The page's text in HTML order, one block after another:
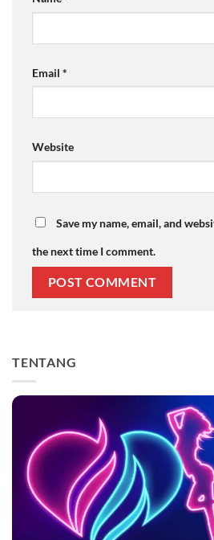
Email *
Website
Save my name, email, and
the next time I comment.
TENTANG